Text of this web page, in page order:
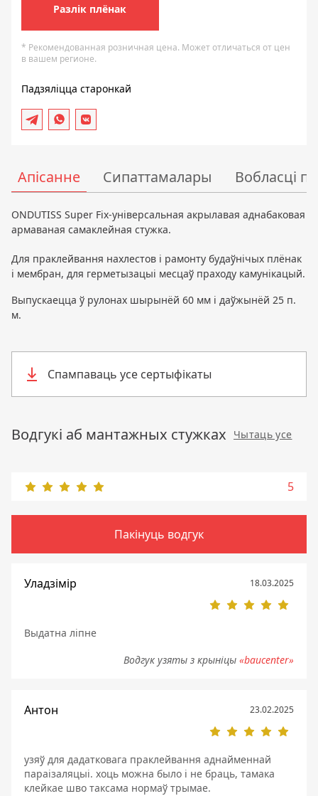
Разлік плёнак
* Рекомендованная розничная цена. Может отличаться от цен
в вашем регионе.
Падзяліцца старонкай
Апісанне Сипаттамалары Вобласці
ONDUTISS Super Fix-універсальная акрылавая аднабаковая
армаваная самаклейная стужка.
Для праклейвання нахлестов і рамонту будаўнічых плёнак
і мембран, для герметызацыі месцаў праходу камунікацый.
Выпускаецца ў рулонах шырынёй 60 мм і даўжынёй 25 п.
м.
Спампаваць усе сертыфікаты
Водгукі аб мантажных стужках Чытаць усе
5
Пакінуць водгук
Уладзімір 18.03.2025
Выдатна ліпне
Водгук узяты з крыніцы «baucenter»
Антон 23.02.2025
узяў для дадатковага праклейвання аднайменнай
параізаляцыі. хоць можна было і не браць, тамака
клейкае шво таксама нормаў трымае.